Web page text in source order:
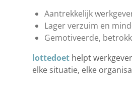
Aantrekkelijk
Lager verzuim en
Gemotiveerde,
lottedoet helpt
elke situatie, elke